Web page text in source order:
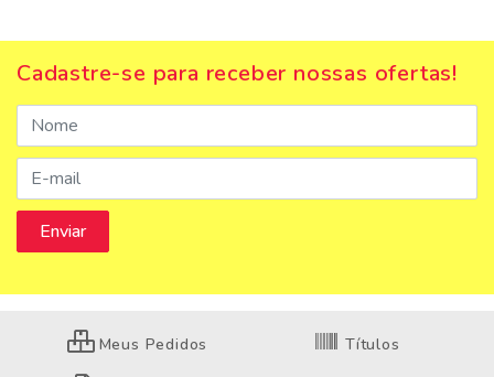
Cadastre-se para receber nossas ofertas!
Meus Pedidos Títulos